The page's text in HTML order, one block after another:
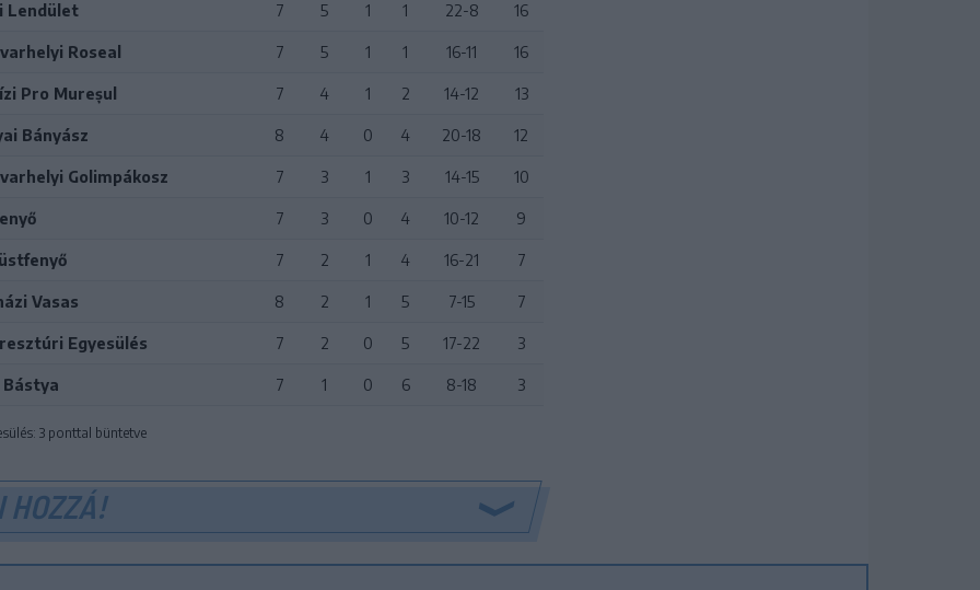
Lendület 7 5 1 1 22-8 16
Roseal 7 5 1 1 16-11 16
Pro Mureșul 7 4 1 2 14-12 13
Bányász 8 4 0 4 20-18 12
Golimpákosz 7 3 1 3 14-15 10
7 3 0 4 10-12 9
7 2 1 4 16-21 7
Vasas 8 2 1 5 7-15 7
Egyesülés 7 2 0 5 17-22 3
Bástya 7 1 0 6 8-18 3
3 ponttal büntetve
HOZZÁ!